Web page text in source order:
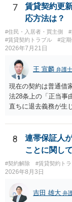
います。
7
賃貸契約更
応方法は？
#住民・入居者・買主側
#賃貸契約トラブル
#定
2026年7月21日
王 宣麟 弁護士
現在の契約は普通借
法28条上の「正当事
直ちに退去義務が生
新たな定期借家契約
前提であり、借主が
績、子どもの学校
などは、借主側の強
重視される要素です
がない限り、更新拒
れます。 建物が未
に否定するものでは
8
連帯保証人
ことに関して
#契約解除 #賃貸契約ト
2026年8月3日
吉田 雄大 弁